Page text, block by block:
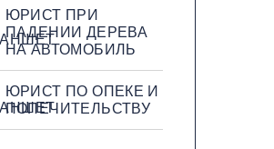
ЮРИСТ ПРИ
ПАДЕНИИ ДЕРЕВА
НА АВТОМОБИЛЬ
ЮРИСТ ПО ОПЕКЕ И
ПОПЕЧИТЕЛЬСТВУ